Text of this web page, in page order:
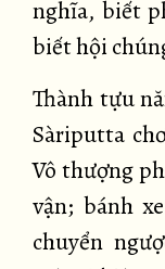
nghĩa, biết
biết hội
Thành tựu
Sàriputta
Vô thượng
vận; bánh
chuyển